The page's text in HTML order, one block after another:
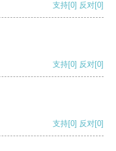
支持[0] 反对[0]
支持[0] 反对[0]
支持[0] 反对[0]